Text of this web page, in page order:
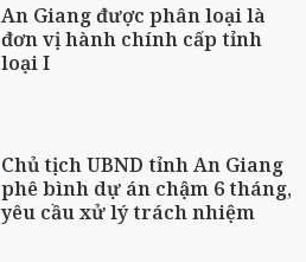
An Giang được phân loại là
đơn vị hành chính cấp tỉnh
loại I
Chủ tịch UBND tỉnh An Giang
phê bình dự án chậm 6 tháng,
yêu cầu xử lý trách nhiệm